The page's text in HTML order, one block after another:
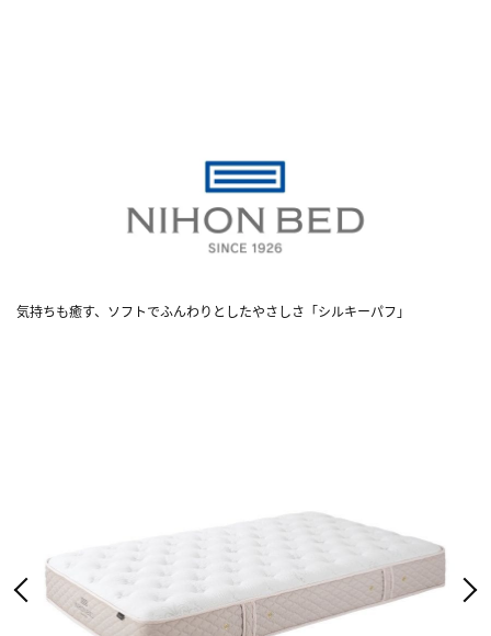
気持ちも癒す、ソフトでふんわりとしたやさしさ「シルキーパフ」